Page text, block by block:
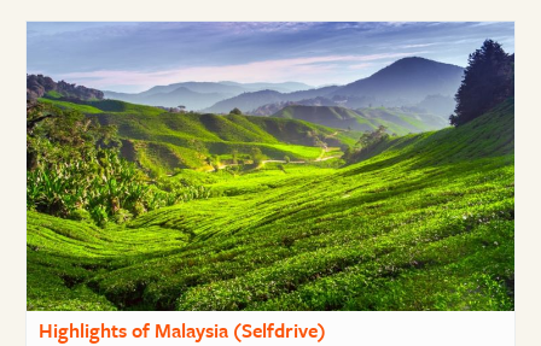
Highlights of Malaysia (Selfdrive)